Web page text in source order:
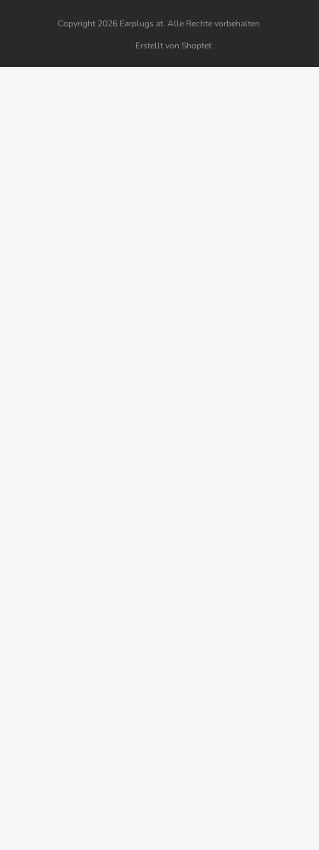
Erstellt von Shoptet
Copyright 2026 Earplugs.at. Alle Rechte vorbehalten.